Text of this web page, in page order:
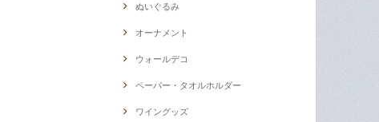
ぬいぐるみ
オーナメント
ウォールデコ
ペーパー・タオルホルダー
ワイングッズ